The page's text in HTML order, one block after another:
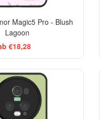
Magic5 Pro - Blush
Lagoon
€18,28